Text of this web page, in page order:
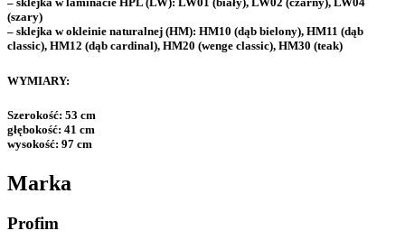
(szary)
– sklejka w okleinie naturalnej (HM): HM10 (dąb bielony), HM11 (dąb
classic), HM12 (dąb cardinal), HM20 (wenge classic), HM30 (teak)
WYMIARY:
Szerokość: 53 cm
głębokość: 41 cm
wysokość: 97 cm
Marka
Profim